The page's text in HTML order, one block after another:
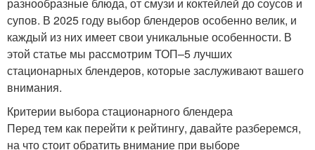
супов. В 2025 году выбор блендеров особенно велик, и
каждый из них имеет свои уникальные особенности. В
этой статье мы рассмотрим ТОП–5 лучших
стационарных блендеров, которые заслуживают вашего
внимания.
Критерии выбора стационарного блендера
Перед тем как перейти к рейтингу, давайте разберемся,
на что стоит обратить внимание при выборе